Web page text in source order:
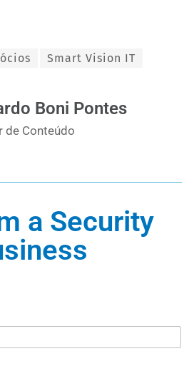
Smart Vision IT
Boni Pontes
de Conteúdo
a Security